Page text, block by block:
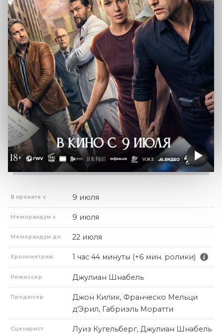
В прокате с 9 июля
Меморандум с 9 июля
Меморандум до 22 июля
Хронометраж 1 час 44 минуты (+6 мин. ролики)
Режиссер Джулиан Шнабель
Продюсер
Джон Килик, Франческо Мельци
д’Эрил, Габриэль Моратти
Сценарист Луиз Кугельберг, Джулиан Шнабель